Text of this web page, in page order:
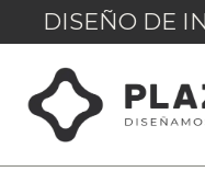
DISEÑO DE